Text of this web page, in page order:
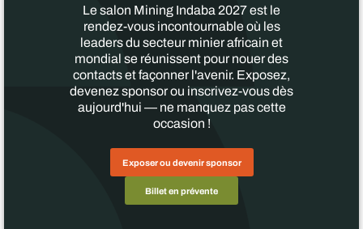
Le salon Mining Indaba 2027 est le
rendez-vous incontournable où les
leaders du secteur minier africain et
mondial se réunissent pour nouer des
contacts et façonner l'avenir. Exposez,
devenez sponsor ou inscrivez-vous dès
aujourd'hui — ne manquez pas cette
occasion !
Exposer ou devenir sponsor
Billet en prévente